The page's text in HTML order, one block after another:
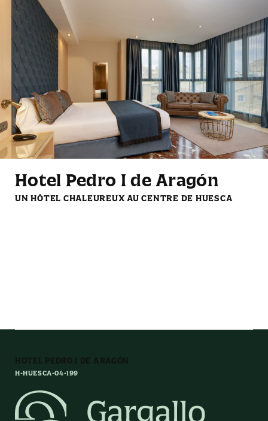
Plateau de courtoisie Bouteille d'eau gratuite
Mini-frigo Lampes de lecture
Hotel Pedro I de Aragón
UN HÔTEL CHALEUREUX AU CENTRE DE HUESCA
HOTEL PEDRO I DE ARAGÓN
H-HUESCA-04-199